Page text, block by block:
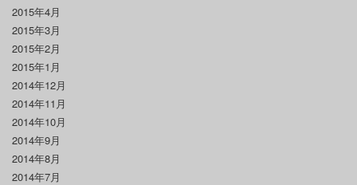
2015年4月
2015年3月
2015年2月
2015年1月
2014年12月
2014年11月
2014年10月
2014年9月
2014年8月
2014年7月